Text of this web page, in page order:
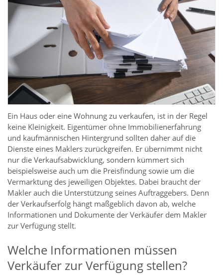
Ein Haus oder eine Wohnung zu verkaufen, ist in der Regel
keine Kleinigkeit. Eigentümer ohne Immobilienerfahrung
und kaufmännischen Hintergrund sollten daher auf die
Dienste eines Maklers zurückgreifen. Er übernimmt nicht
nur die Verkaufsabwicklung, sondern kümmert sich
beispielsweise auch um die Preisfindung sowie um die
Vermarktung des jeweiligen Objektes. Dabei braucht der
Makler auch die Unterstützung seines Auftraggebers. Denn
der Verkaufserfolg hängt maßgeblich davon ab, welche
Informationen und Dokumente der Verkäufer dem Makler
zur Verfügung stellt.
Welche Informationen müssen
Verkäufer zur Verfügung stellen?